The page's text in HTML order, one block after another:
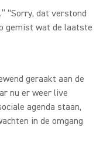
“Sorry, dat verstond
gemist wat de laatste
geraakt aan de
nu er weer live
agenda staan,
in de omgang